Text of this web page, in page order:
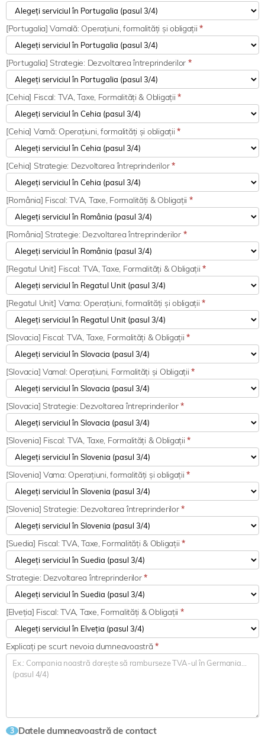
[Portugalia] Vamală: Operațiuni, formalități și obligații*
[Portugalia] Strategie: Dezvoltarea întreprinderilor *
[Cehia] Fiscal: TVA, Taxe, Formalități & Obligații*
[Cehia] Vamă: Operațiuni, formalități și obligații*
[Cehia] Strategie: Dezvoltarea întreprinderilor*
[România] Fiscal: TVA, Taxe, Formalități & Obligații *
[România] Strategie: Dezvoltarea întreprinderilor *
[Regatul Unit] Fiscal: TVA, Taxe, Formalități & Obligații*
[Regatul Unit] Vama: Operațiuni, formalități și obligații*
[Slovacia] Fiscal: TVA, Taxe, Formalități & Obligații*
[Slovacia] Vamal: Operațiuni, Formalități și Obligații*
[Slovacia] Strategie: Dezvoltarea întreprinderilor*
[Slovenia] Fiscal: TVA, Taxe, Formalități & Obligații*
[Slovenia] Vama: Operațiuni, formalități și obligații*
[Slovenia] Strategie: Dezvoltarea întreprinderilor*
[Suedia] Fiscal: TVA, Taxe, Formalități & Obligații*
Strategie: Dezvoltarea întreprinderilor*
[Elveția] Fiscal: TVA, Taxe, Formalități & Obligații *
Explicați pe scurt nevoia dumneavoastră*
3 Datele dumneavoastră de contact